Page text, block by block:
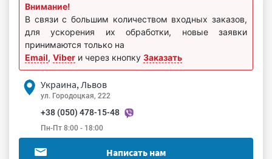
Внимание!
В связи с большим количеством входных заказов,
для ускорения их обработки, новые заявки
принимаются только на
Email, Viber и через кнопку Заказать
Украина, Львов
ул. Городоцкая, 222
+38 (050) 478-15-48
Пн-Пт 8:00 - 18:00
Написать нам